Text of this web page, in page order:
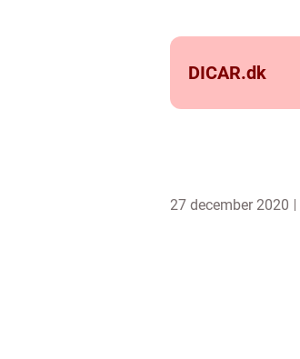
DICAR.dk
27 december 2020